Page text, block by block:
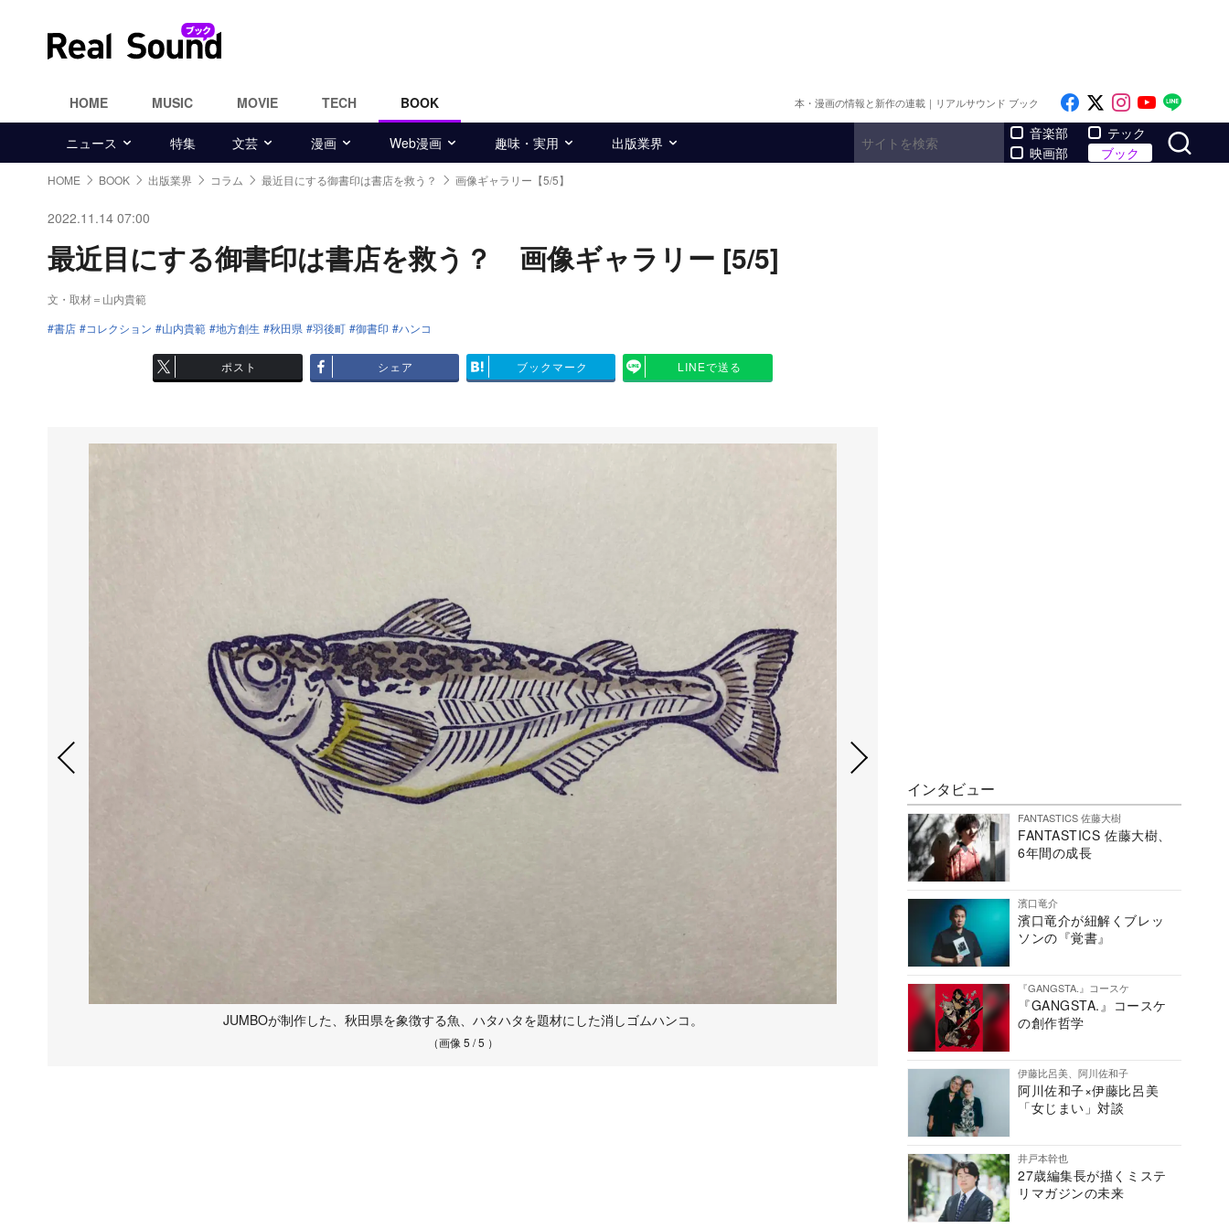
HOME MUSIC MOVIE TECH BOOK 本・漫画の情報と新作の連載｜リアルサウンド ブック Like on Facebook
Follow on x
Follow on
Follow
ニュース 特集 文芸 漫画 Web漫画 趣味・実用 出版業界
音楽部
映画部
テック
ブック
HOME BOOK 出版業界 コラム 最近目にする御書印は書店を救う？ 画像ギャラリー【5/5】
2022.11.14 07:00
最近目にする御書印は書店を救う？ 画像ギャラリー [5/5]
文・取材＝山内貴範
書店
コレクション 山内貴範 地方創生 秋田県 羽後町 御書印 ハンコ
ポスト シェア ブックマーク LINEで送る
JUMBOが制作した、秋田県を象徴する魚、ハタハタを題材にした消しゴムハンコ。
（画像 5 / 5 ）
インタビュー
FANTASTICS 佐藤大樹
FANTASTICS 佐藤大樹、
6年間の成長
濱口竜介
濱口竜介が紐解くブレッ
ソンの『覚書』
『GANGSTA.』コースケ
『GANGSTA.』コースケ
の創作哲学
伊藤比呂美、阿川佐和子
阿川佐和子×伊藤比呂美
「女じまい」対談
井戸本幹也
27歳編集長が描くミステ
リマガジンの未来